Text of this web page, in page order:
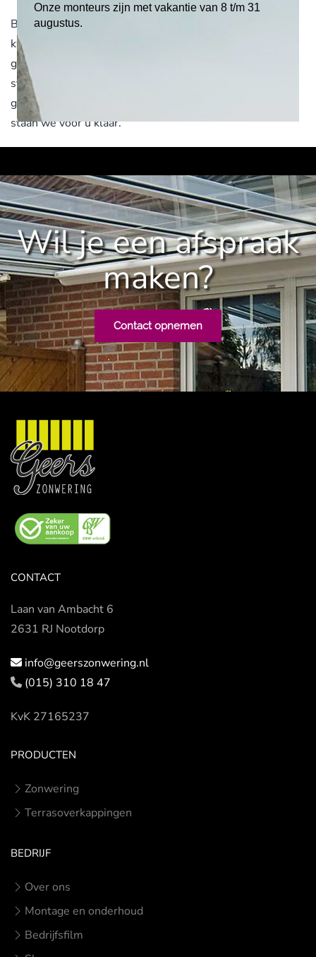
Bij Geers Zonwering kunt u rekenen op absolute
kwaliteit. Door onze jarenlange ervaring weten wij als
geen ander wat service is. Wij geven passend advies,
staan voor eerlijke prijzen en werken met ons eigen
gespecialiseerde montage-team. Ook na de montage
staan we voor u klaar.
Wil je een afspraak
maken?
Contact opnemen
CONTACT
Laan van Ambacht 6
2631 RJ Nootdorp
info@geerszonwering.nl
(015) 310 18 47
KvK 27165237
PRODUCTEN
Zonwering
Terrasoverkappingen
BEDRIJF
Over ons
Montage en onderhoud
Bedrijfsfilm
Onze monteurs zijn met vakantie van 8 t/m 31
augustus.